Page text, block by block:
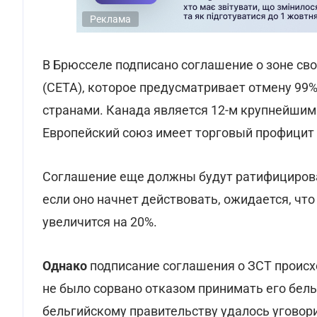
Реклама
В Брюсселе подписано соглашение о зоне
(CETA), которое предусматривает отмену
странами. Канада является 12-м
Европейский союз имеет торговый
Соглашение еще должны будут
если оно начнет действовать, ожидается,
увеличится на 20%.
Однако подписание соглашения о ЗСТ
не было сорвано отказом принимать его
бельгийскому правительству удалось